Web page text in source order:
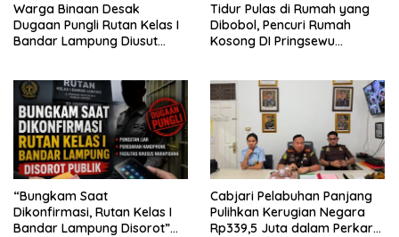
Warga Binaan Desak
Dugaan Pungli Rutan Kelas I
Bandar Lampung Diusut
Tidur Pulas di Rumah yang
Dibobol, Pencuri Rumah
Kosong DI Pringsewu
“Bungkam Saat
Dikonfirmasi, Rutan Kelas I
Bandar Lampung Disorot”
Cabjari Pelabuhan Panjang
Pulihkan Kerugian Negara
Rp339,5 Juta dalam Perkara